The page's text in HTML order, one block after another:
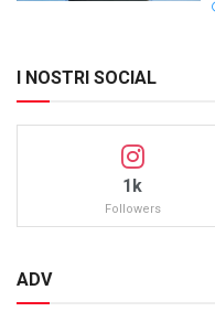
I NOSTRI SOCIAL
1k
Followers
ADV